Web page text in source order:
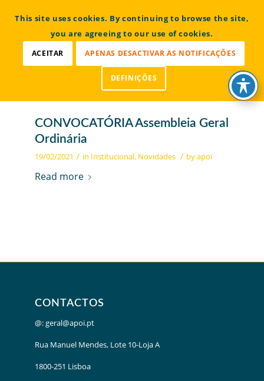
Bem vindo à Associação Portuguesa de Osteogénese
Imperfeita
CONVOCATÓRIA Assembleia Geral
Ordinária
19/02/2021 / in Institucional, Novidades / byapoi
Read more
CONTACTOS
@:geral@apoi.pt
Rua Manuel Mendes, Lote 10-Loja A
1800-251 Lisboa
This site uses cookies. By continuing to browse the site,
you are agreeing to our use of cookies.
ACEITAR APENAS DESACTIVAR AS NOTIFICAÇÕES
DEFINIÇÕES